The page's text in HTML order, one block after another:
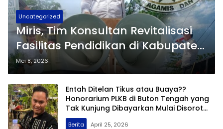
Uncategorized
Miris, Tim Konsultan Revitalisasi
Fasilitas Pendidikan di Kabupaten
Buton Tengah Malah Difitnah
Mei 8, 2026
Entah Ditelan Tikus atau Buaya??
Honorarium PLKB di Buton Tengah yang
Tak Kunjung Dibayarkan Mulai Disorot
SAMURAIS
Berita April 25, 2026